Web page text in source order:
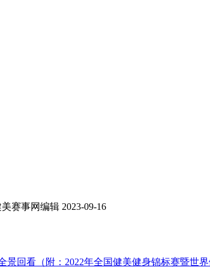
美赛事网编辑 2023-09-16
回看（附：2022年全国健美健身锦标赛暨世